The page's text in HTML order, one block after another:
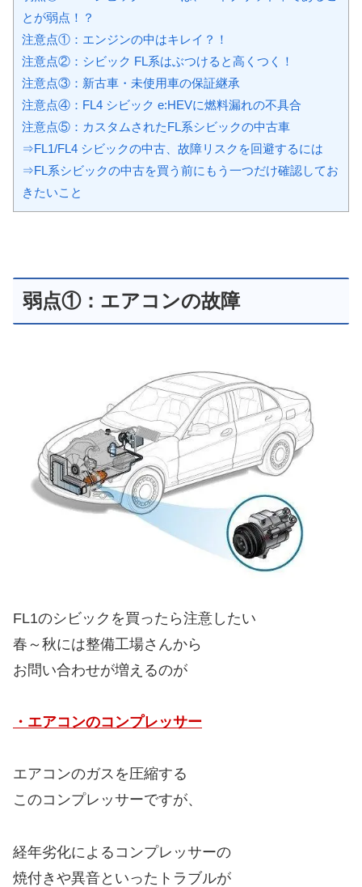
とが弱点！？
注意点①：エンジンの中はキレイ？！
注意点②：シビック FL系はぶつけると高くつく！
注意点③：新古車・未使用車の保証継承
注意点④：FL4 シビック e:HEVに燃料漏れの不具合
注意点⑤：カスタムされたFL系シビックの中古車
⇒FL1/FL4 シビックの中古、故障リスクを回避するには
⇒FL系シビックの中古を買う前にもう一つだけ確認してお
きたいこと
弱点①：エアコンの故障
FL1のシビックを買ったら注意したい
春～秋には整備工場さんから
お問い合わせが増えるのが
・エアコンのコンプレッサー
エアコンのガスを圧縮する
このコンプレッサーですが、
経年劣化によるコンプレッサーの
焼付きや異音といったトラブルが